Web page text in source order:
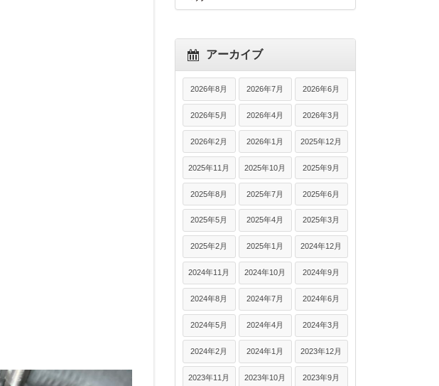
アーカイブ
2026年8月 2026年7月 2026年6月
2026年5月 2026年4月 2026年3月
2026年2月 2026年1月 2025年12月
2025年11月 2025年10月 2025年9月
2025年8月 2025年7月 2025年6月
2025年5月 2025年4月 2025年3月
2025年2月 2025年1月 2024年12月
2024年11月 2024年10月 2024年9月
2024年8月 2024年7月 2024年6月
2024年5月 2024年4月 2024年3月
2024年2月 2024年1月 2023年12月
2023年11月 2023年10月 2023年9月